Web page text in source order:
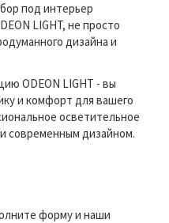
под интерьер
LIGHT, не просто
дизайна и
ODEON LIGHT - вы
и комфорт для вашего
осветительное
современным дизайном.
форму и наши